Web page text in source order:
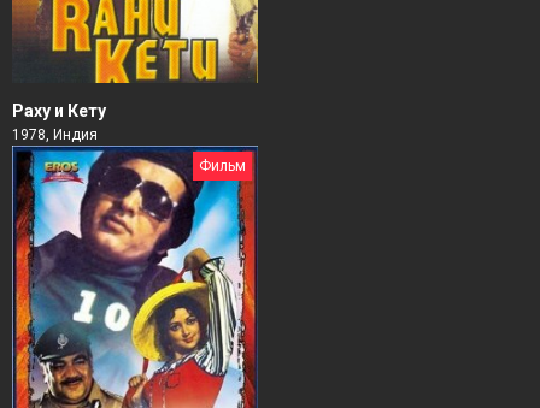
Раху и Кету
1978, Индия
Фильм